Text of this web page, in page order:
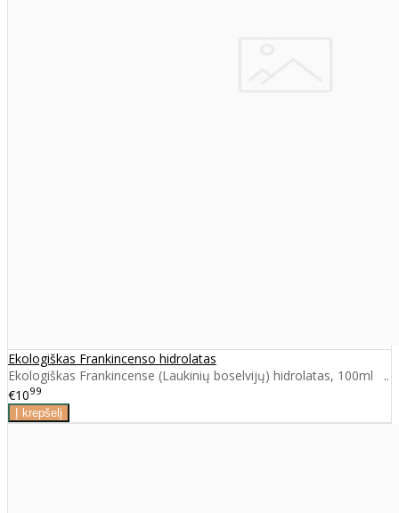
Ekologiškas Frankincenso hidrolatas
Ekologiškas Frankincense (Laukinių boselvijų) hidrolatas, 100ml ..
€1099